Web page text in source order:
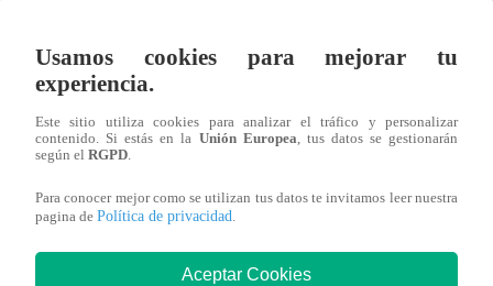
Usamos cookies para mejorar tu
experiencia.
Este sitio utiliza cookies para analizar el tráfico y personalizar
contenido. Si estás en la Unión Europea, tus datos se gestionarán
según el RGPD.
Para conocer mejor como se utilizan tus datos te invitamos leer nuestra
pagina de Política de privacidad.
Aceptar Cookies